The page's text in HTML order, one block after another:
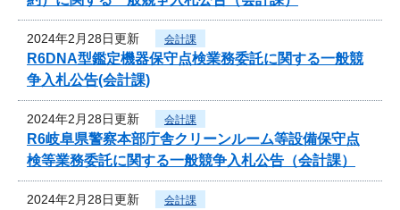
2024年2月28日更新 会計課
R6DNA型鑑定機器保守点検業務委託に関する一般競
争入札公告(会計課)
2024年2月28日更新 会計課
R6岐阜県警察本部庁舎クリーンルーム等設備保守点
検等業務委託に関する一般競争入札公告（会計課）
2024年2月28日更新 会計課